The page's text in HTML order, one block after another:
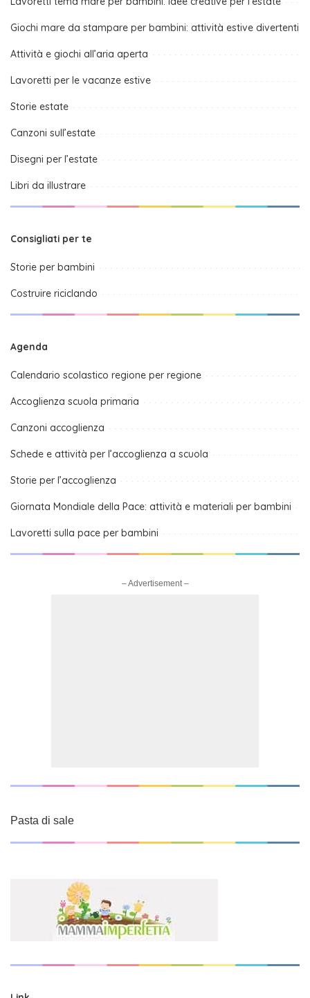
Giochi mare da stampare per bambini: attività estive divertenti
Attività e giochi all’aria aperta
Lavoretti per le vacanze estive
Storie estate
Canzoni sull’estate
Disegni per l’estate
Libri da illustrare
Consigliati per te
Storie per bambini
Costruire riciclando
Agenda
Calendario scolastico regione per regione
Accoglienza scuola primaria
Canzoni accoglienza
Schede e attività per l’accoglienza a scuola
Storie per l’accoglienza
Giornata Mondiale della Pace: attività e materiali per bambini
Lavoretti sulla pace per bambini
– Advertisement –
Pasta di sale